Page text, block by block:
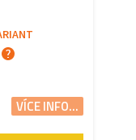
VÍCE INFO...